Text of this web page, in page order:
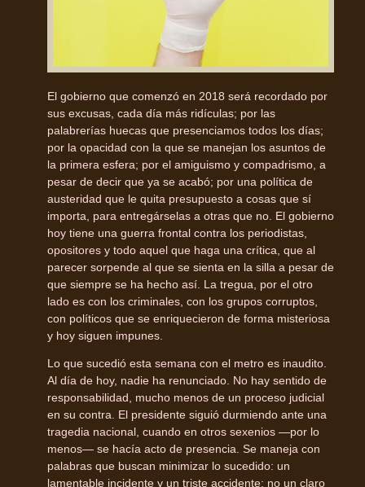
El gobierno que comenzó en 2018 será recordado por
sus excusas, cada día más ridículas; por las
palabrerías huecas que presenciamos todos los días;
por la opacidad con la que se manejan los asuntos de
la primera esfera; por el amiguismo y compadrismo, a
pesar de decir que ya se acabó; por una política de
austeridad que le quita presupuesto a cosas que sí
importa, para entregárselas a otras que no. El gobierno
hoy tiene una guerra frontal contra los periodistas,
opositores y todo aquel que haga una crítica, que al
parecer sorpende al que se sienta en la silla a pesar de
que siempre se ha hecho así. La tregua, por el otro
lado es con los criminales, con los grupos corruptos,
con políticos que se enriquecieron de forma misteriosa
y hoy siguen impunes.
Lo que sucedió esta semana con el metro es inaudito.
Al día de hoy, nadie ha renunciado. No hay sentido de
responsabilidad, mucho menos de un proceso judicial
en su contra. El presidente siguió durmiendo ante una
tragedia nacional, cuando en otros sexenios —por lo
menos— se hacía acto de presencia. Se maneja con
palabras que buscan minimizar lo sucedido: un
lamentable incidente y un triste accidente; no un claro